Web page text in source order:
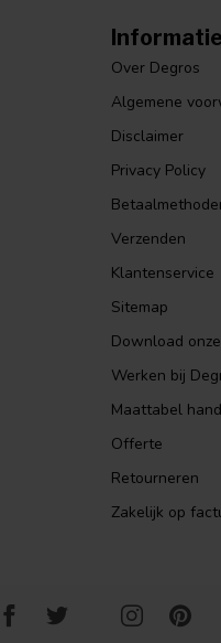
Informatie
Over Degros
Algemene
Disclaimer
Privacy Policy
Verzenden
Klantenservice
Sitemap
Download
Werken bij
Maattabel
Offerte
Retourneren
Zakelijk op